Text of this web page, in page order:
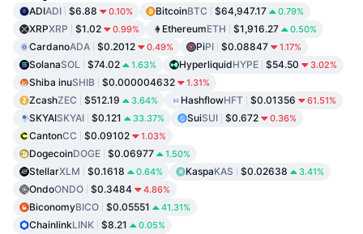
ADIADI $6.88 0.10% BitcoinBTC $64,947.17 0.79%
XRPXRP $1.02 0.99% EthereumETH $1,916.27 0.50%
CardanoADA $0.2012 0.49% PiPI $0.08847 1.17%
SolanaSOL $74.02 1.63% HyperliquidHYPE $54.50 3.02%
Shiba inuSHIB $0.000004632 1.31%
ZcashZEC $512.19 3.64% HashflowHFT $0.01356 61.51%
SKYAISKYAI $0.121 33.37% SuiSUI $0.672 0.36%
CantonCC $0.09102 1.03%
DogecoinDOGE $0.06977 1.50%
StellarXLM $0.1618 0.64% KaspaKAS $0.02638 3.41%
OndoONDO $0.3484 4.86%
BiconomyBICO $0.05551 41.31%
ChainlinkLINK $8.21 0.05%